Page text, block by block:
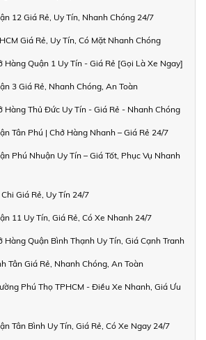
12 Giá Rẻ, Uy Tín, Nhanh Chóng 24/7
Giá Rẻ, Uy Tín, Có Mặt Nhanh Chóng
Hàng Quận 1 Uy Tín - Giá Rẻ [Gọi Là Xe Ngay]
3 Giá Rẻ, Nhanh Chóng, An Toàn
Hàng Thủ Đức Uy Tín - Giá Rẻ - Nhanh Chóng
Tân Phú | Chở Hàng Nhanh – Giá Rẻ 24/7
Phú Nhuận Uy Tín – Giá Tốt, Phục Vụ Nhanh
Giá Rẻ, Uy Tín 24/7
11 Uy Tín, Giá Rẻ, Có Xe Nhanh 24/7
Hàng Quận Bình Thạnh Uy Tín, Giá Cạnh Tranh
Tân Giá Rẻ, Nhanh Chóng, An Toàn
Phú Thọ TPHCM - Điều Xe Nhanh, Giá Ưu
Tân Bình Uy Tín, Giá Rẻ, Có Xe Ngay 24/7